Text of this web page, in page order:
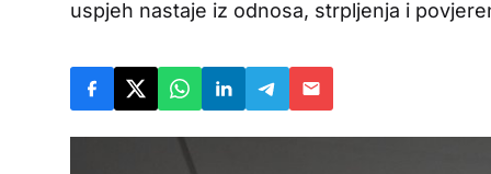
uspjeh nastaje iz odnosa, strpljenja i